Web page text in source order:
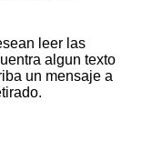
leer las
algun texto
un mensaje a